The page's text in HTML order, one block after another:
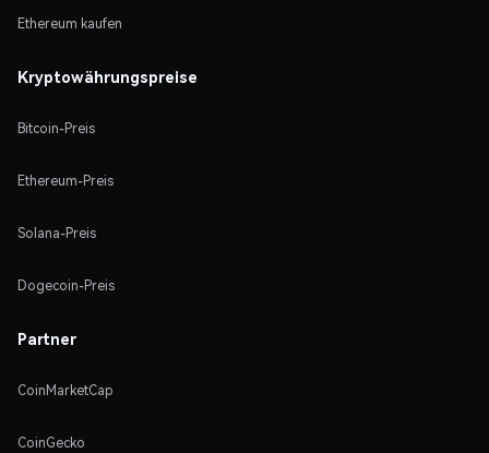
Ethereum kaufen
Kryptowährungspreise
Bitcoin-Preis
Ethereum-Preis
Solana-Preis
Dogecoin-Preis
Partner
CoinMarketCap
CoinGecko